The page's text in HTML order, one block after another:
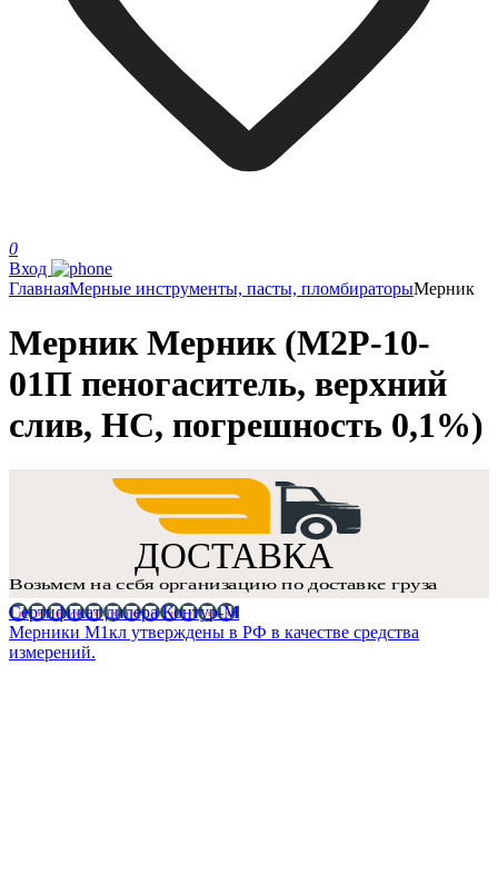
0
Вход
ГлавнаяМерные инструменты, пасты, пломбираторыМерник
Мерник Мерник (М2Р-10-
01П пеногаситель, верхний
слив, НС, погрешность 0,1%)
Сертификат дилера Контур-М
Мерники М1кл утверждены в РФ в качестве средства
измерений.